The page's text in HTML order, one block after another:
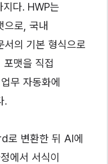
다. HWP는
으로, 국내
서의 기본 형식으로
맷을 직접
무 자동화에
.
로 변환한 뒤 AI에
에서 서식이